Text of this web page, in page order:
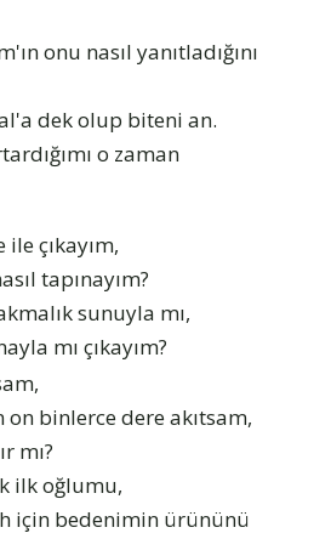
onu nasıl yanıtladığını
dek olup biteni an.
o zaman
çıkayım,
tapınayım?
sunuyla mı,
mı çıkayım?
on binlerce dere akıtsam,
mı?
ilk oğlumu,
için bedenimin ürününü